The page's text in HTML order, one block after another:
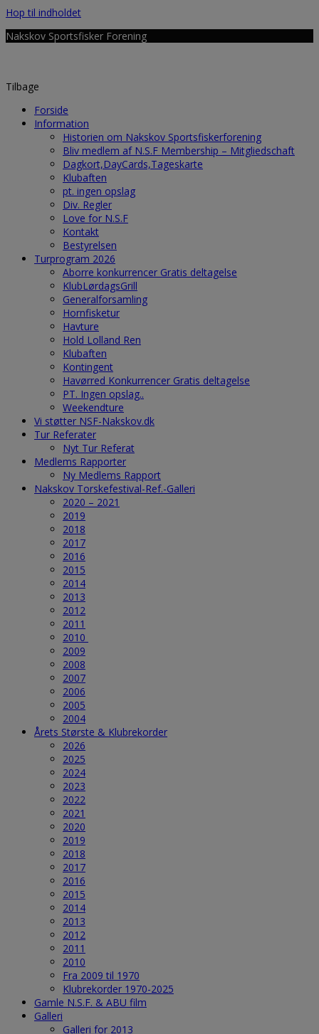
Hop til indholdet
Nakskov Sportsfisker Forening
Tilbage
Forside
Information
Historien om Nakskov Sportsfiskerforening
Bliv medlem af N.S.F Membership – Mitgliedschaft
Dagkort,DayCards,Tageskarte
Klubaften
pt. ingen opslag
Div. Regler
Love for N.S.F
Kontakt
Bestyrelsen
Turprogram 2026
Aborre konkurrencer Gratis deltagelse
KlubLørdagsGrill
Generalforsamling
Hornfisketur
Havture
Hold Lolland Ren
Klubaften
Kontingent
Havørred Konkurrencer Gratis deltagelse
PT. Ingen opslag..
Weekendture
Vi støtter NSF-Nakskov.dk
Tur Referater
Nyt Tur Referat
Medlems Rapporter
Ny Medlems Rapport
Nakskov Torskefestival-Ref.-Galleri
2020 – 2021
2019
2018
2017
2016
2015
2014
2013
2012
2011
2010
2009
2008
2007
2006
2005
2004
Årets Største & Klubrekorder
2026
2025
2024
2023
2022
2021
2020
2019
2018
2017
2016
2015
2014
2013
2012
2011
2010
Fra 2009 til 1970
Klubrekorder 1970-2025
Gamle N.S.F. & ABU film
Galleri
Galleri for 2013